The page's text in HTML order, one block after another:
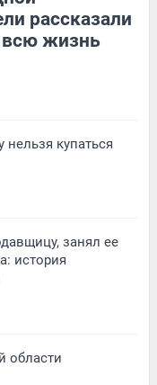
рассказали
всю жизнь
нельзя купаться
занял ее
история
области